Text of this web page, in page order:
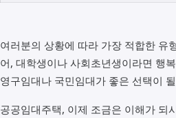
여러분의 상황에 따라 가장 적합한 유
어, 대학생이나 사회초년생이라면 행
영구임대나 국민임대가 좋은 선택이
공공임대주택, 이제 조금은 이해가 되